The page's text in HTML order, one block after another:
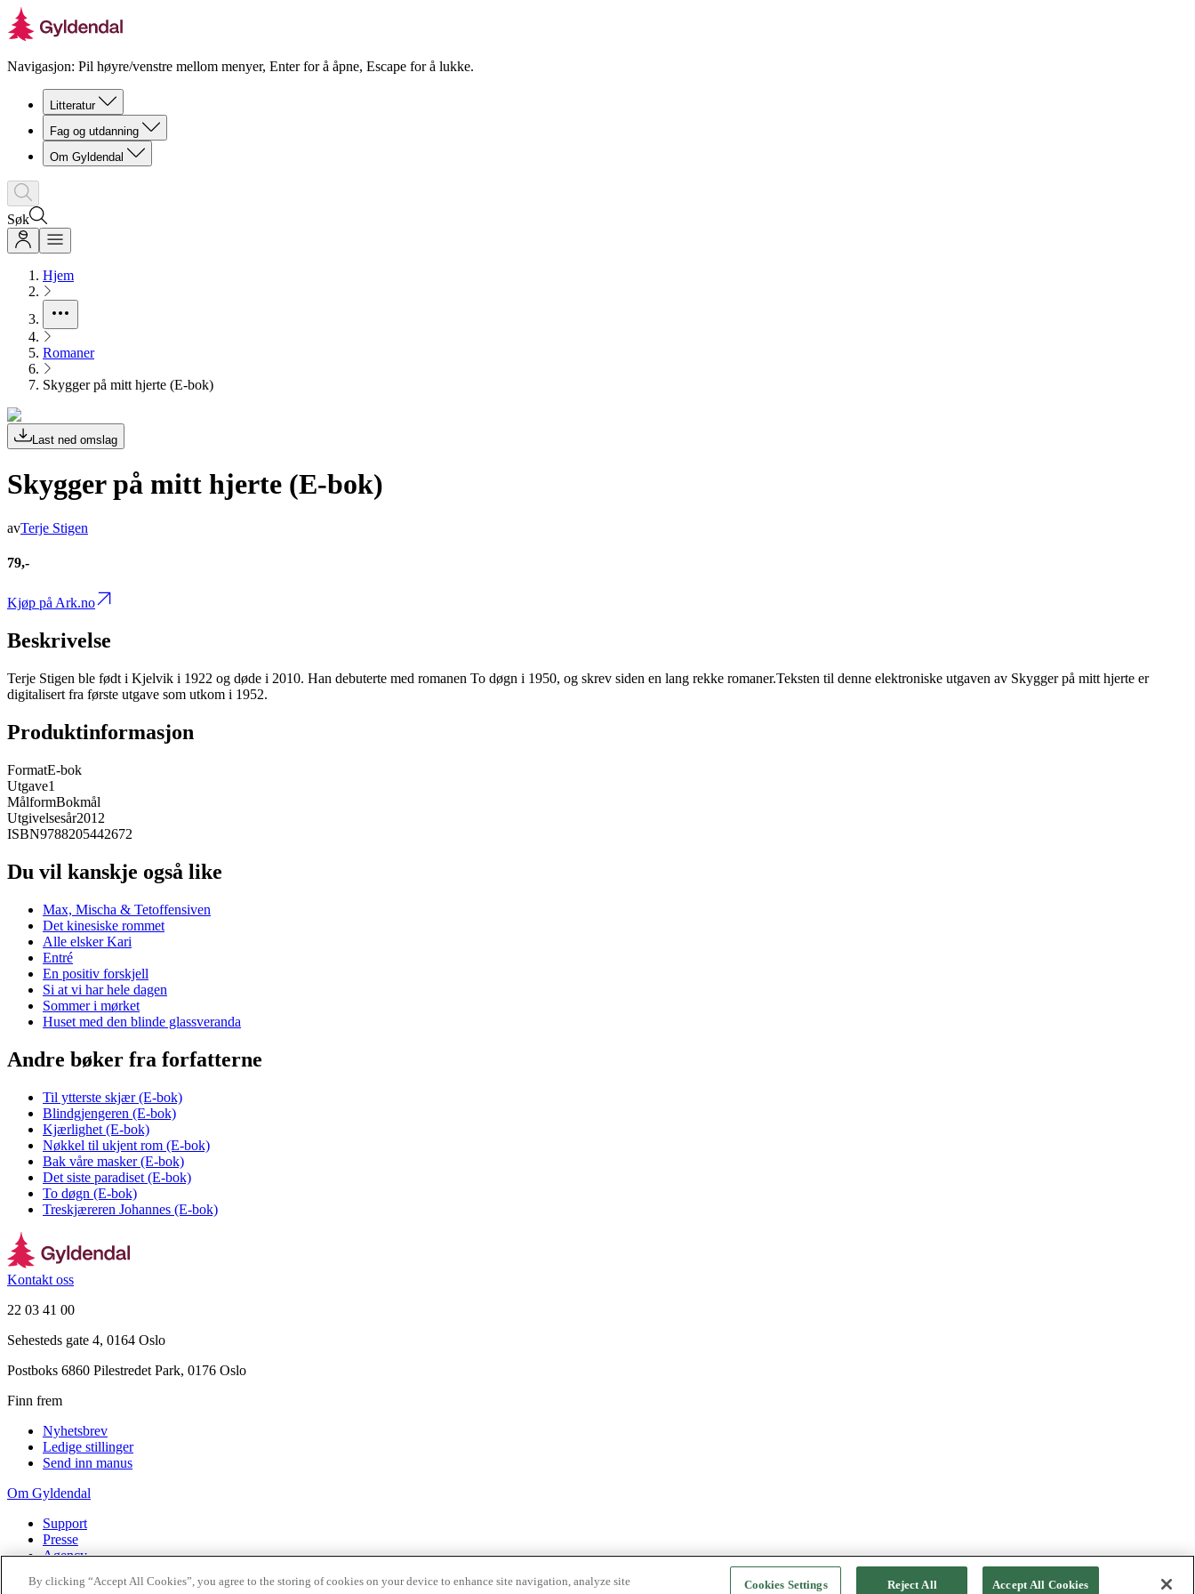
Navigasjon: Pil høyre/venstre mellom menyer, Enter for å åpne, Escape for å lukke.
Litteratur
Fag og utdanning
Om Gyldendal
Søk
Hjem
Romaner
Skygger på mitt hjerte (E-bok)
Last ned omslag
Skygger på mitt hjerte (E-bok)
avTerje Stigen
79,-
Kjøp på Ark.no
Beskrivelse
Terje Stigen ble født i Kjelvik i 1922 og døde i 2010. Han debuterte med romanen To døgn i 1950, og skrev siden en lang rekke romaner.Teksten til denne elektroniske utgaven av Skygger på mitt hjerte er
digitalisert fra første utgave som utkom i 1952.
Produktinformasjon
FormatE-bok
Utgave1
MålformBokmål
Utgivelsesår2012
ISBN9788205442672
Du vil kanskje også like
Max, Mischa & Tetoffensiven
Det kinesiske rommet
Alle elsker Kari
Entré
En positiv forskjell
Si at vi har hele dagen
Sommer i mørket
Huset med den blinde glassveranda
Andre bøker fra forfatterne
Til ytterste skjær (E-bok)
Blindgjengeren (E-bok)
Kjærlighet (E-bok)
Nøkkel til ukjent rom (E-bok)
Bak våre masker (E-bok)
Det siste paradiset (E-bok)
To døgn (E-bok)
Treskjæreren Johannes (E-bok)
Kontakt oss
22 03 41 00
Sehesteds gate 4, 0164 Oslo
Postboks 6860 Pilestredet Park, 0176 Oslo
Finn frem
Nyhetsbrev
Ledige stillinger
Send inn manus
Om Gyldendal
Support
Presse
Agency
2026Gyldendal
By clicking “Accept All Cookies”, you agree to the storing of cookies on your device to enhance site navigation, analyze site
Cookies Settings Reject All Accept All Cookies